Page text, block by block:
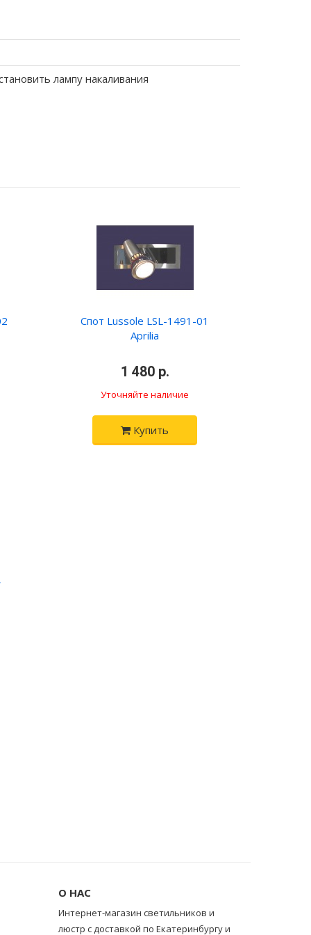
лампу накаливания
Спот Lussole LSL-1491-01
Aprilia
1 480 р.
Уточняйте наличие
Купить
О НАС
Интернет-магазин светильников и
люстр с доставкой по Екатеринбургу и